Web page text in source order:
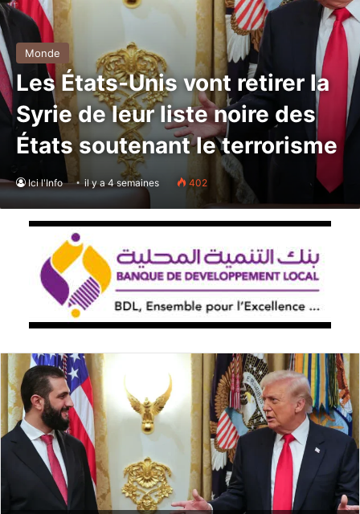
Monde
Les États-Unis vont retirer la
Syrie de leur liste noire des
États soutenant le terrorisme
Ici l'Info il y a 4 semaines 402